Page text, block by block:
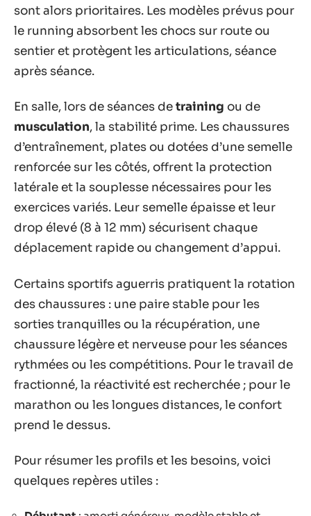
sont alors prioritaires. Les modèles prévus pour
le running absorbent les chocs sur route ou
sentier et protègent les articulations, séance
après séance.
En salle, lors de séances detraining ou de
musculation, la stabilité prime. Les chaussures
d’entraînement, plates ou dotées d’une semelle
renforcée sur les côtés, offrent la protection
latérale et la souplesse nécessaires pour les
exercices variés. Leur semelle épaisse et leur
drop élevé (8 à 12 mm) sécurisent chaque
déplacement rapide ou changement d’appui.
Certains sportifs aguerris pratiquent la rotation
des chaussures : une paire stable pour les
sorties tranquilles ou la récupération, une
chaussure légère et nerveuse pour les séances
rythmées ou les compétitions. Pour le travail de
fractionné, la réactivité est recherchée ; pour le
marathon ou les longues distances, le confort
prend le dessus.
Pour résumer les profils et les besoins, voici
quelques repères utiles :